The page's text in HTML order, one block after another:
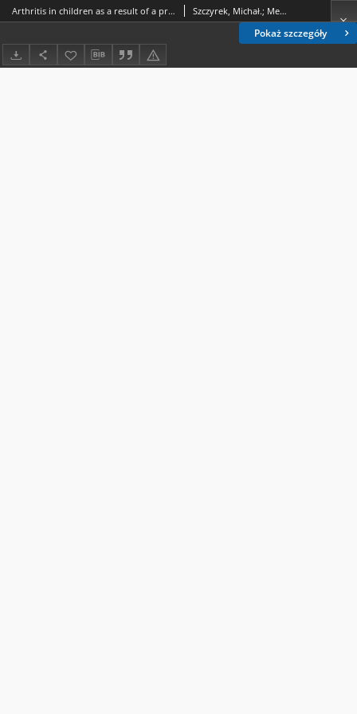
Pokaż szczegóły
Arthritis in children as a result of a previous infection caused by Yersinia enterocolitica and Yersinia pseudotuberculosis Szczyrek, Michał.; Mełges, Anna.; Olender, Alina.; Jarząbek, Konrad.; Postępski, Jacek.